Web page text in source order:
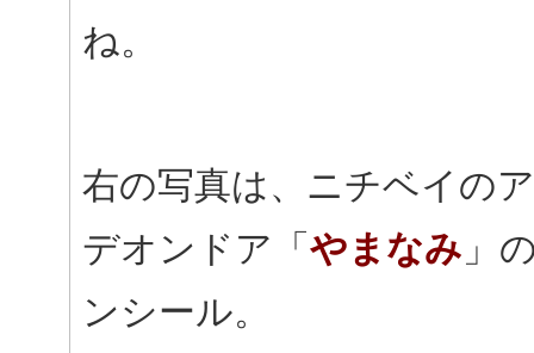
ね。
右の写真は、ニチベイの
デオンドア「 やまなみ 」
ンシール。